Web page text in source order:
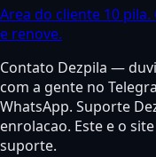
Area do cliente 10
e renove.
Contato Dezpila —
com a gente no
WhatsApp. Suporte
enrolacao. Este e o
suporte.